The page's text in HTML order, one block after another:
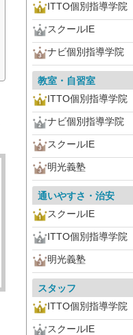
ITTO個別指導学院
スクールIE
ナビ個別指導学院
教室・自習室
ITTO個別指導学院
ナビ個別指導学院
スクールIE
明光義塾
通いやすさ・治安
スクールIE
ITTO個別指導学院
明光義塾
スタッフ
ITTO個別指導学院
スクールIE